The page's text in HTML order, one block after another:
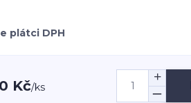
plátci DPH
Kč/ks